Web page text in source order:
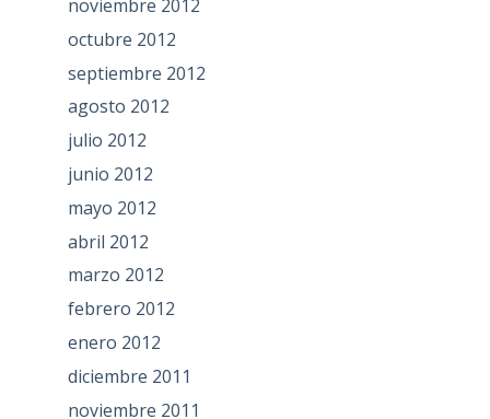
noviembre 2012
octubre 2012
septiembre 2012
agosto 2012
julio 2012
junio 2012
mayo 2012
abril 2012
marzo 2012
febrero 2012
enero 2012
diciembre 2011
noviembre 2011